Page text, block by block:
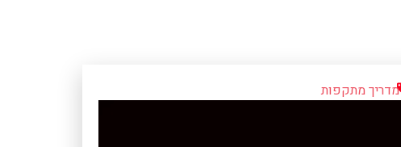
מדריך מתקפות